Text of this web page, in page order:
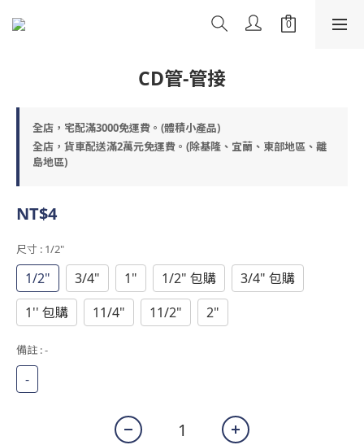
CD管-管接
全店，宅配滿3000免運費。(體積小產品)
全店，貨車配送滿2萬元免運費。(除基隆、宜蘭、東部地區、離
島地區)
NT$4
尺寸 : 1/2"
1/2" 3/4" 1" 1/2" 包購
3/4" 包購
1'' 包購
11/4" 11/2" 2"
備註 : -
-